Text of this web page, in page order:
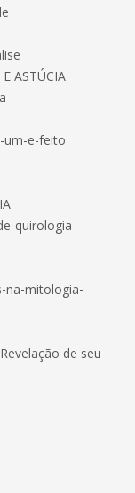
ASTÚCIA
um-e-feito
quirologia-
na-mitologia-
de seu